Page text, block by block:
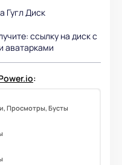
Гугл Диск
ссылку на диск с
аватарками
:
Просмотры, Бусты